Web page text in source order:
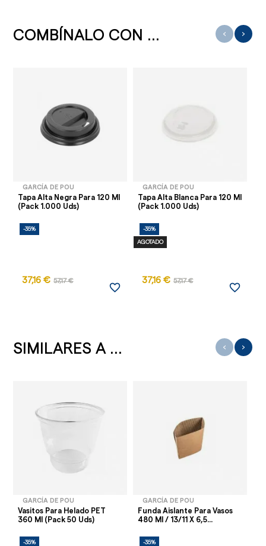
COMBÍNALO CON ...
GARCÍA DE POU
Tapa Alta Negra Para 120 Ml
(Pack 1.000 Uds)
-35%
37,16 € 57,17 €
favorite_border
GARCÍA DE POU
Tapa Alta Blanca Para 120 Ml
(Pack 1.000 Uds)
-35%
AGOTADO
37,16 € 57,17 €
favorite_border
‹ ›
SIMILARES A ...
GARCÍA DE POU
Vasitos Para Helado PET
360 Ml (Pack 50 Uds)
-35%
GARCÍA DE POU
Funda Aislante Para Vasos
480 Ml / 13/11 X 6,5...
-35%
‹ ›